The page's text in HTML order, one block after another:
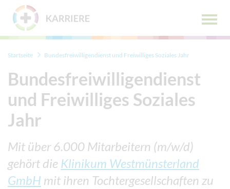
Zum Menü
Zum Inhalt
öffnen
Startseite Bundesfreiwilligendienst und Freiwilliges Soziales Jahr
Bundesfreiwilligendienst
und Freiwilliges Soziales
Jahr
Mit über 6.000 Mitarbeitern (m/w/d)
gehört die Klinikum Westmünsterland
GmbH mit ihren Tochtergesellschaften zu